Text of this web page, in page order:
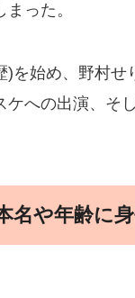
った。
を始め、野村せ
への出演、そ
名や年齢に